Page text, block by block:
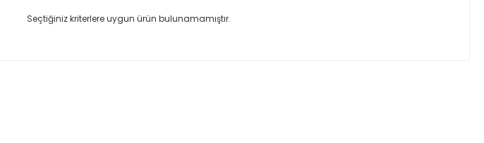
Seçtiğiniz kriterlere uygun ürün bulunamamıştır.